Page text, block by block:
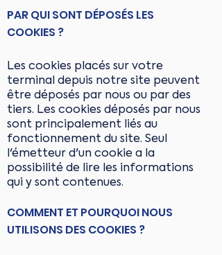
PAR QUI SONT DÉPOSÉS LES
COOKIES ?
Les cookies placés sur votre
terminal depuis notre site peuvent
être déposés par nous ou par des
tiers. Les cookies déposés par nous
sont principalement liés au
fonctionnement du site. Seul
l'émetteur d'un cookie a la
possibilité de lire les informations
qui y sont contenues.
COMMENT ET POURQUOI NOUS
UTILISONS DES COOKIES ?